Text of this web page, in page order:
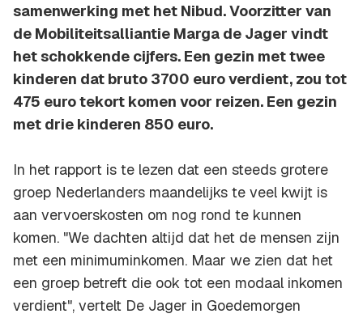
samenwerking met het Nibud. Voorzitter van
de Mobiliteitsalliantie Marga de Jager vindt
het schokkende cijfers. Een gezin met twee
kinderen dat bruto 3700 euro verdient, zou tot
475 euro tekort komen voor reizen. Een gezin
met drie kinderen 850 euro.
In het rapport is te lezen dat een steeds grotere
groep Nederlanders maandelijks te veel kwijt is
aan vervoerskosten om nog rond te kunnen
komen. "We dachten altijd dat het de mensen zijn
met een minimuminkomen. Maar we zien dat het
een groep betreft die ook tot een modaal inkomen
verdient", vertelt De Jager in Goedemorgen